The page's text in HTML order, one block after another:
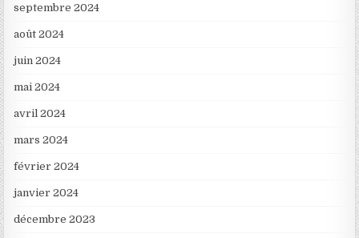
septembre 2024
août 2024
juin 2024
mai 2024
avril 2024
mars 2024
février 2024
janvier 2024
décembre 2023